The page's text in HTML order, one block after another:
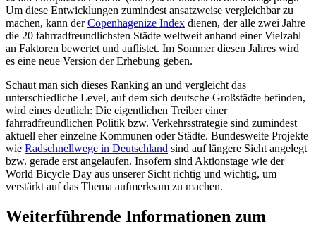
Um diese Entwicklungen zumindest ansatzweise vergleichbar zu
machen, kann derCopenhagenize Index dienen, der alle zwei Jahre
die 20 fahrradfreundlichsten Städte weltweit anhand einer Vielzahl
an Faktoren bewertet und auflistet. Im Sommer diesen Jahres wird
es eine neue Version der Erhebung geben.
Schaut man sich dieses Ranking an und vergleicht das
unterschiedliche Level, auf dem sich deutsche Großstädte befinden,
wird eines deutlich: Die eigentlichen Treiber einer
fahrradfreundlichen Politik bzw. Verkehrsstrategie sind zumindest
aktuell eher einzelne Kommunen oder Städte. Bundesweite Projekte
wie Radschnellwege in Deutschland sind auf längere Sicht angelegt
bzw. gerade erst angelaufen. Insofern sind Aktionstage wie der
World Bicycle Day aus unserer Sicht richtig und wichtig, um
verstärkt auf das Thema aufmerksam zu machen.
Weiterführende Informationen zum